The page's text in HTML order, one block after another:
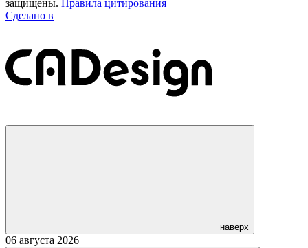
защищены.
Правила цитирования
Сделано в
наверх
06 августа 2026